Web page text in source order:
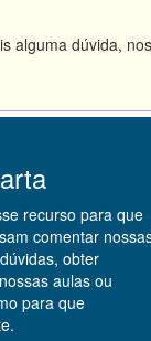
alguma dúvida,
recurso para que
comentar
obter
aulas ou
para que